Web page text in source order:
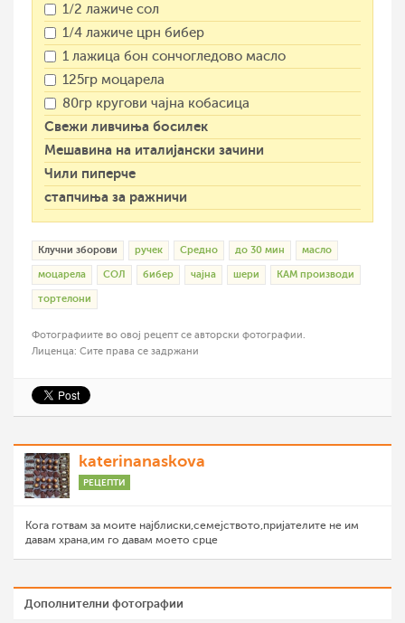
1/2 лажиче сол
1/4 лажиче црн бибер
1 лажица бон сончогледово масло
125гр моцарела
80гр кругови чајна кобасица
Свежи ливчиња босилек
Мешавина на италијански зачини
Чили пиперче
стапчиња за ражничи
Клучни зборови ручек Средно до 30 мин масло
моцарела СОЛ бибер чајна шери КАМ производи
тортелони
Фотографиите во овој рецепт се авторски фотографии.
Лиценца: Сите права се задржани
katerinanaskova
РЕЦЕПТИ
Кога готвам за моите најблиски,семејството,пријателите не им
давам храна,им го давам моето срце
Дополнителни фотографии